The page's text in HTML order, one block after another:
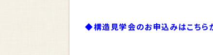
◆構造見学会のお申込みはこちら